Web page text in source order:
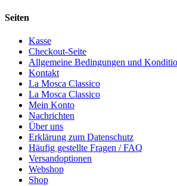
Seiten
Kasse
Checkout-Seite
Allgemeine Bedingungen und
Kontakt
La Mosca Classico
La Mosca Classico
Mein Konto
Nachrichten
Über uns
Erklärung zum Datenschutz
Häufig gestellte Fragen / FAQ
Versandoptionen
Webshop
Shop